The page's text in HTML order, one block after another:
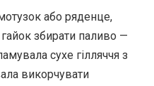
або ряденце,
збирати паливо —
сухе гілляччя з
викорчувати